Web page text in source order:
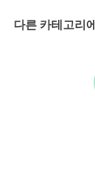
다른 카테고리